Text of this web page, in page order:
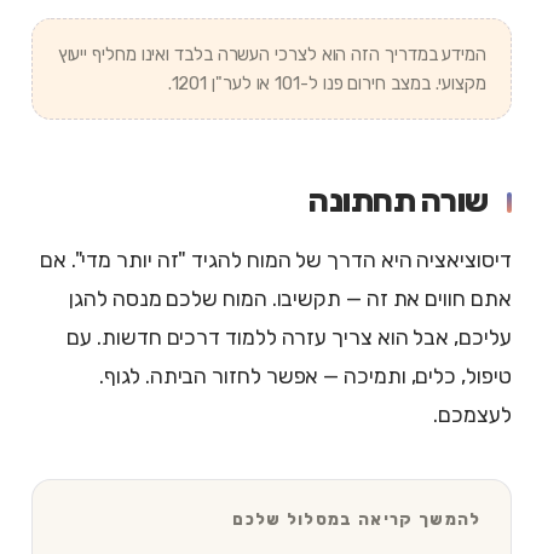
המידע במדריך הזה הוא לצרכי העשרה בלבד ואינו מחליף ייעוץ
מקצועי. במצב חירום פנו ל-101 או לער"ן 1201.
שורה תחתונה
דיסוציאציה היא הדרך של המוח להגיד "זה יותר מדי". אם
אתם חווים את זה — תקשיבו. המוח שלכם מנסה להגן
עליכם, אבל הוא צריך עזרה ללמוד דרכים חדשות. עם
טיפול, כלים, ותמיכה — אפשר לחזור הביתה. לגוף.
לעצמכם.
להמשך קריאה במסלול שלכם